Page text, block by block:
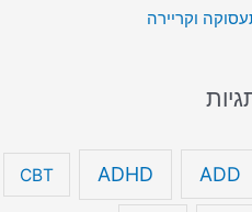
וקריירה
ADD
ADHD
CBT